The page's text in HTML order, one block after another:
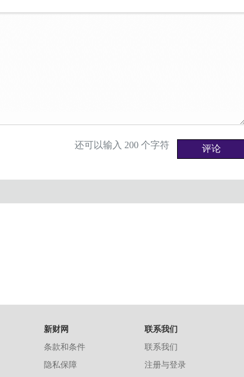
还可以输入 200 个字符
新财网
条款和条件
隐私保障
联系我们
联系我们
注册与登录